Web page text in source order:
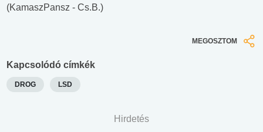
(KamaszPansz - Cs.B.)
MEGOSZTOM
Kapcsolódó címkék
DROG LSD
Hirdetés